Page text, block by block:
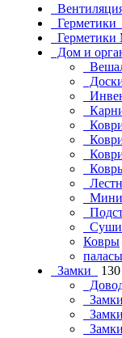
Герметики
Герметики
Дом и
Мини
Ковры
паласы
Замки
130